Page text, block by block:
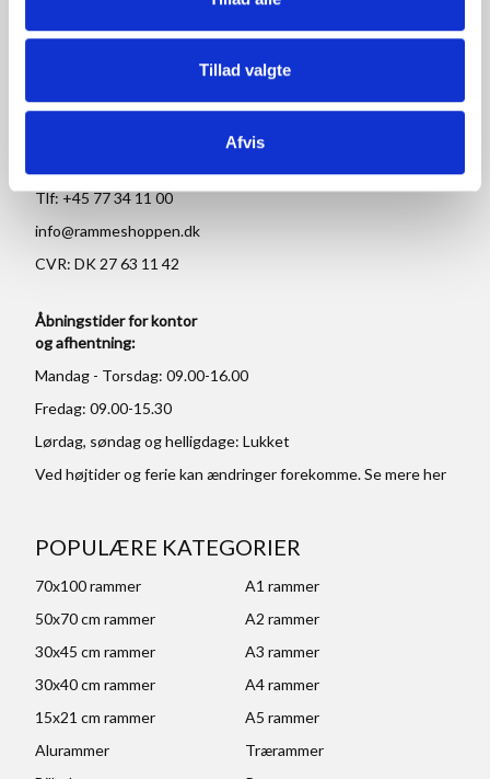
Tillad valgte
Afvis
RAMMESHOPPEN.DK
Ove Jensens Allé 31
Tlf: +45 77 34 11 00
info@rammeshoppen.dk
CVR: DK 27 63 11 42
Åbningstider for kontor
og afhentning:
Mandag - Torsdag: 09.00-16.00
Fredag: 09.00-15.30
Lørdag, søndag og helligdage: Lukket
Ved højtider og ferie kan ændringer forekomme. Se mereher
POPULÆRE KATEGORIER
70x100 rammer
A1 rammer
50x70 cm rammer
A2 rammer
30x45 cm rammer
A3 rammer
30x40 cm rammer
A4 rammer
15x21 cm rammer
A5 rammer
Alurammer
Trærammer